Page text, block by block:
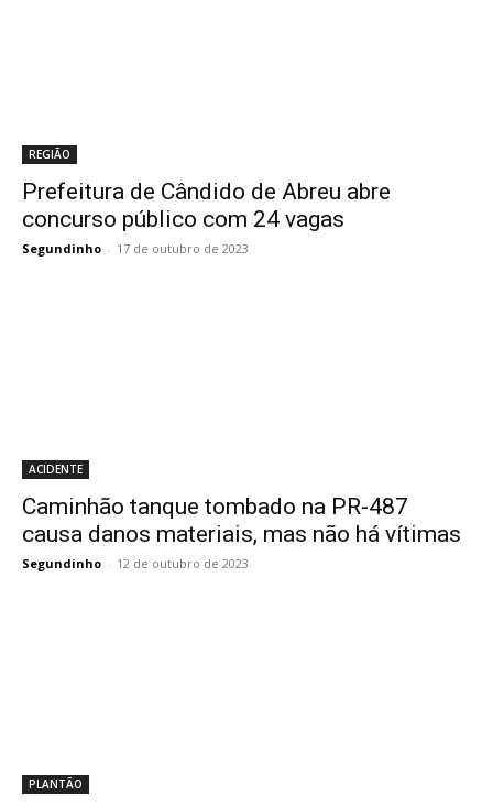
REGIÃO
Prefeitura de Cândido de Abreu abre
concurso público com 24 vagas
Segundinho - 17 de outubro de 2023
ACIDENTE
Caminhão tanque tombado na PR-487
causa danos materiais, mas não há vítimas
Segundinho - 12 de outubro de 2023
PLANTÃO